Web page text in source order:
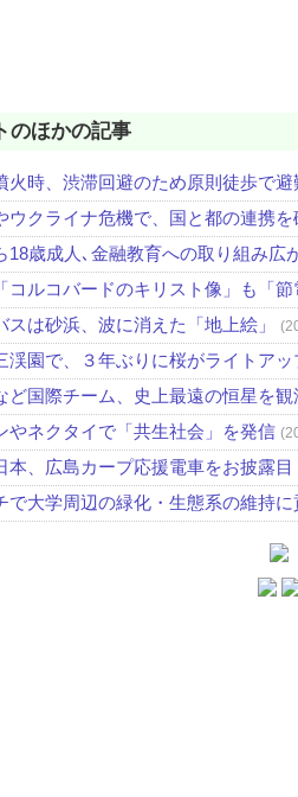
のほかの記事
火時、渋滞回避のため原則徒歩で避
ウクライナ危機で、国と都の連携を
18歳成人､金融教育への取り組み広
コルコバードのキリスト像」も「節
スは砂浜、波に消えた「地上絵」
渓園で、３年ぶりに桜がライトア
ど国際チーム、史上最遠の恒星を観
やネクタイで「共生社会」を発信
本、広島カープ応援電車をお披露目
で大学周辺の緑化・生態系の維持に